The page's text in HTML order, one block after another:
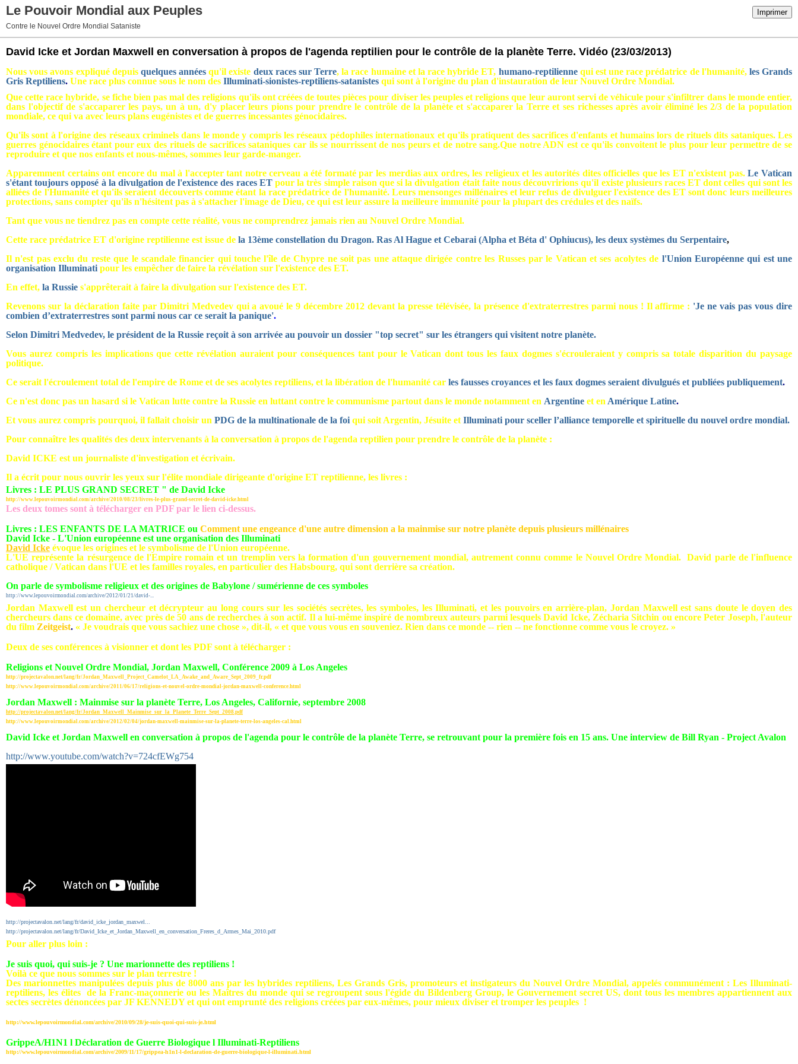
Imprimer
Le Pouvoir Mondial aux Peuples
Contre le Nouvel Ordre Mondial Sataniste
David Icke et Jordan Maxwell en conversation à propos de l'agenda reptilien pour le contrôle de la planète Terre. Vidéo (23/03/2013)
Nous vous avons expliqué depuis quelques annéesqu'il existe deux races sur Terre, la race humaine et la race hybride ET, humano-reptiliennequi est une race prédatrice de l'humanité, les Grands
Gris Reptiliens. Une race plus connue sous le nom des Illuminati-sionistes-reptiliens-satanistes qui sont à l'origine du plan d'instauration de leur Nouvel Ordre Mondial.
Que cette race hybride, se fiche bien pas mal des religions qu'ils ont créées de toutes pièces pour diviser les peuples et religions que leur auront servi de véhicule pour s'infiltrer dans le monde entier,
dans l'objectif de s'accaparer les pays, un à un, d'y placer leurs pions pour prendre le contrôle de la planète et s'accaparer la Terre et ses richesses après avoir éliminé les 2/3 de la population
mondiale, ce qui va avec leurs plans eugénistes et de guerres incessantes génocidaires.
Qu'ils sont à l'origine des réseaux criminels dans le monde y compris les réseaux pédophiles internationaux et qu'ils pratiquent des sacrifices d'enfants et humains lors de rituels dits sataniques. Les
guerres génocidaires étant pour eux des rituels de sacrifices sataniques car ils se nourrissent de nos peurs et de notre sang.Que notre ADN est ce qu'ils convoitent le plus pour leur permettre de se
reproduire et que nos enfants et nous-mêmes, sommes leur garde-manger.
Apparemment certains ont encore du mal à l'accepter tant notre cerveau a été formaté par les merdias aux ordres, les religieux et les autorités dites officielles que les ET n'existent pas. Le Vatican
s'étant toujours opposé à la divulgation de l'existence des races ET pour la très simple raison que si la divulgation était faite nous découvririons qu'il existe plusieurs races ET dont celles qui sont les
alliées de l'Humanité et qu'ils seraient découverts comme étant la race prédatrice de l'humanité. Leurs mensonges millénaires et leur refus de divulguer l'existence des ET sont donc leurs meilleures
protections, sans compter qu'ils n'hésitent pas à s'attacher l'image de Dieu, ce qui est leur assure la meilleure immunité pour la plupart des crédules et des naïfs.
Tant que vous ne tiendrez pas en compte cette réalité, vous ne comprendrez jamais rien au Nouvel Ordre Mondial.
Cette race prédatrice ET d'origine reptilienne est issue de la 13ème constellation du Dragon. Ras Al Hague et Cebarai (Alpha et Béta d' Ophiucus), les deux systèmes du Serpentaire,
Il n'est pas exclu du reste que le scandale financier qui touche l'île de Chypre ne soit pas une attaque dirigée contre les Russes par le Vatican et ses acolytes de l'Union Européenne qui est une
organisation Illuminati pour les empêcher de faire la révélation sur l'existence des ET.
En effet, la Russie s'apprêterait à faire la divulgation sur l'existence des ET.
Revenons sur la déclaration faite par Dimitri Medvedev qui a avoué le 9 décembre 2012 devant la presse télévisée, la présence d'extraterrestres parmi nous ! Il affirme : 'Je ne vais pas vous dire
combien d’extraterrestres sont parmi nous car ce serait la panique'.
Selon Dimitri Medvedev, le président de la Russie reçoit à son arrivée au pouvoir un dossier "top secret" sur les étrangers qui visitent notre planète.
Vous aurez compris les implications que cette révélation auraient pour conséquences tant pour le Vatican dont tous les faux dogmes s'écrouleraient y compris sa totale disparition du paysage
politique.
Ce serait l'écroulement total de l'empire de Rome et de ses acolytes reptiliens, et la libération de l'humanité car les fausses croyances et les faux dogmes seraient divulgués et publiées publiquement.
Ce n'est donc pas un hasard si le Vatican lutte contre la Russie en luttant contre le communisme partout dans le monde notamment en Argentine et en Amérique Latine.
Et vous aurez compris pourquoi, il fallait choisir un PDG de la multinationale de la foi qui soit Argentin, Jésuite et Illuminati pour sceller l’alliance temporelle et spirituelle du nouvel ordre mondial.
Pour connaître les qualités des deux intervenants à la conversation à propos de l'agenda reptilien pour prendre le contrôle de la planète :
David ICKE est un journaliste d'investigation et écrivain.
Il a écrit pour nous ouvrir les yeux sur l'élite mondiale dirigeante d'origine ET reptilienne, les livres :
Livres : LE PLUS GRAND SECRET " de David Icke
http://www.lepouvoirmondial.com/archive/2010/08/23/livres-le-plus-grand-secret-de-david-icke.html
Les deux tomes sont à télécharger en PDF par le lien ci-dessus.
Livres : LES ENFANTS DE LA MATRICE ou Comment une engeance d'une autre dimension a la mainmise sur notre planète depuis plusieurs millénaires
David Icke - L'Union européenne est une organisation des Illuminati
David Icke évoque les origines et le symbolisme de l'Union européenne.
L'UE représente la résurgence de l'Empire romain et un tremplin vers la formation d'un gouvernement mondial, autrement connu comme le Nouvel Ordre Mondial.
David parle de l'influence
catholique / Vatican dans l'UE et les familles royales, en particulier des Habsbourg, qui sont derrière sa création.
On parle de symbolisme religieux et des origines de Babylone / sumérienne de ces symboles
http://www.lepouvoirmondial.com/archive/2012/01/21/david-...
Jordan Maxwell est un chercheur et décrypteur au long cours sur les sociétés secrètes, les symboles, les Illuminati, et les pouvoirs en arrière-plan, Jordan Maxwell est sans doute le doyen des
chercheurs dans ce domaine, avec près de 50 ans de recherches à son actif. Il a lui-même inspiré de nombreux auteurs parmi lesquels David Icke, Zécharia Sitchin ou encore Peter Joseph, l'auteur
du film Zeitgeist. « Je voudrais que vous sachiez une chose », dit-il, « et que vous vous en souveniez. Rien dans ce monde -- rien -- ne fonctionne comme vous le croyez. »
Deux de ses conférences à visionner et dont les PDF sont à télécharger :
Religions et Nouvel Ordre Mondial, Jordan Maxwell, Conférence 2009 à Los Angeles
http://projectavalon.net/lang/fr/Jordan_Maxwell_Project_Camelot_LA_Awake_and_Aware_Sept_2009_fr.pdf
http://www.lepouvoirmondial.com/archive/2011/06/17/religions-et-nouvel-ordre-mondial-jordan-maxwell-conference.html
Jordan Maxwell : Mainmise sur la planète Terre, Los Angeles, Californie, septembre 2008
http://projectavalon.net/lang/fr/Jordan_Maxwell_Mainmise_sur_la_Planete_Terre_Sept_2008.pdf
http://www.lepouvoirmondial.com/archive/2012/02/04/jordan-maxwell-mainmise-sur-la-planete-terre-los-angeles-cal.html
David Icke et Jordan Maxwell en conversation à propos de l'agenda pour le contrôle de la planète Terre, se retrouvant pour la première fois en 15 ans. Une interview de Bill Ryan - Project Avalon
http://www.youtube.com/watch?v=724cfEWg754
http://projectavalon.net/lang/fr/david_icke_jordan_maxwel...
http://projectavalon.net/lang/fr/David_Icke_et_Jordan_Maxwell_en_conversation_Freres_d_Armes_Mai_2010.pdf
Pour aller plus loin :
Je suis quoi, qui suis-je ? Une marionnette des reptiliens !
Voilà ce que nous sommes sur le plan terrestre !
Des marionnettes manipulées depuis plus de 8000 ans par les hybrides reptiliens, Les Grands Gris, promoteurs et instigateurs du Nouvel Ordre Mondial, appelés communément : Les Illuminati-
reptiliens, les élites de la Franc-maçonnerie ou les Maîtres du monde qui se regroupent sous l'égide du Bildenberg Group, le Gouvernement secret US, dont tous les membres appartiennent aux
sectes secrètes dénoncées par JF KENNEDY et qui ont emprunté des religions créées par eux-mêmes, pour mieux diviser et tromper les peuples !
http://www.lepouvoirmondial.com/archive/2010/09/28/je-suis-quoi-qui-suis-je.html
GrippeA/H1N1 l Déclaration de Guerre Biologique l Illuminati-Reptiliens
http://www.lepouvoirmondial.com/archive/2009/11/17/grippea-h1n1-l-declaration-de-guerre-biologique-l-illuminati.html